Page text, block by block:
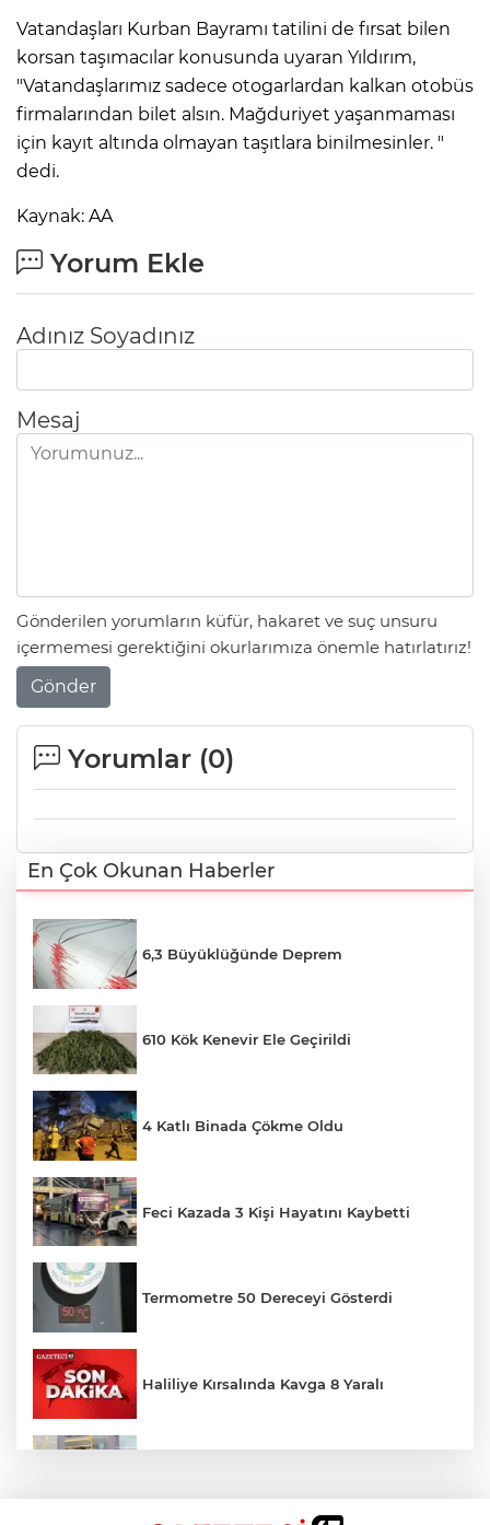
Vatandaşları Kurban Bayramı tatilini de fırsat bilen
korsan taşımacılar konusunda uyaran Yıldırım,
"Vatandaşlarımız sadece otogarlardan kalkan otobüs
firmalarından bilet alsın. Mağduriyet yaşanmaması
için kayıt altında olmayan taşıtlara binilmesinler. "
dedi.
Kaynak: AA
Yorum Ekle
Adınız Soyadınız
Mesaj
Gönderilen yorumların küfür, hakaret ve suç unsuru
içermemesi gerektiğini okurlarımıza önemle hatırlatırız!
Gönder
Yorumlar (0)
En Çok Okunan Haberler
6,3 Büyüklüğünde Deprem
610 Kök Kenevir Ele Geçirildi
4 Katlı Binada Çökme Oldu
Feci Kazada 3 Kişi Hayatını Kaybetti
Termometre 50 Dereceyi Gösterdi
Haliliye Kırsalında Kavga 8 Yaralı